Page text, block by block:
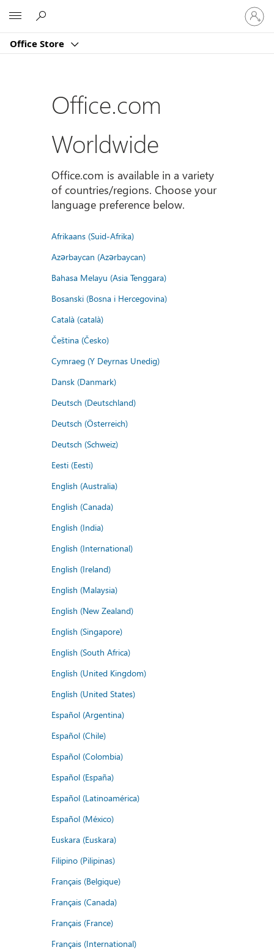
Office Store
Sign
in
to
account
Office.com
Worldwide
Office.com is available in a variety
of countries/regions. Choose your
language preference below.
Afrikaans (Suid-Afrika)
Azərbaycan (Azərbaycan)
Bahasa Melayu (Asia Tenggara)
Bosanski (Bosna i Hercegovina)
Català (català)
Čeština (Česko)
Cymraeg (Y Deyrnas Unedig)
Dansk (Danmark)
Deutsch (Deutschland)
Deutsch (Österreich)
Deutsch (Schweiz)
Eesti (Eesti)
English (Australia)
English (Canada)
English (India)
English (International)
English (Ireland)
English (Malaysia)
English (New Zealand)
English (Singapore)
English (South Africa)
English (United Kingdom)
English (United States)
Español (Argentina)
Español (Chile)
Español (Colombia)
Español (España)
Español (Latinoamérica)
Español (México)
Euskara (Euskara)
Filipino (Pilipinas)
Français (Belgique)
Français (Canada)
Français (France)
Français (International)